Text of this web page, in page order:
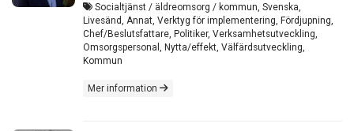
Socialtjänst / äldreomsorg / kommun, Svenska,
Livesänd, Annat, Verktyg för implementering, Fördjupning,
Chef/Beslutsfattare, Politiker, Verksamhetsutveckling,
Omsorgspersonal, Nytta/effekt, Välfärdsutveckling,
Kommun
Mer information